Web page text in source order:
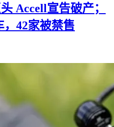
Accell宣告破产；
42家被禁售